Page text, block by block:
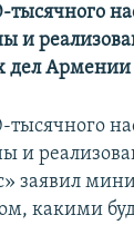
тысячного
и
дел Армении
тысячного
и
заявил
какими